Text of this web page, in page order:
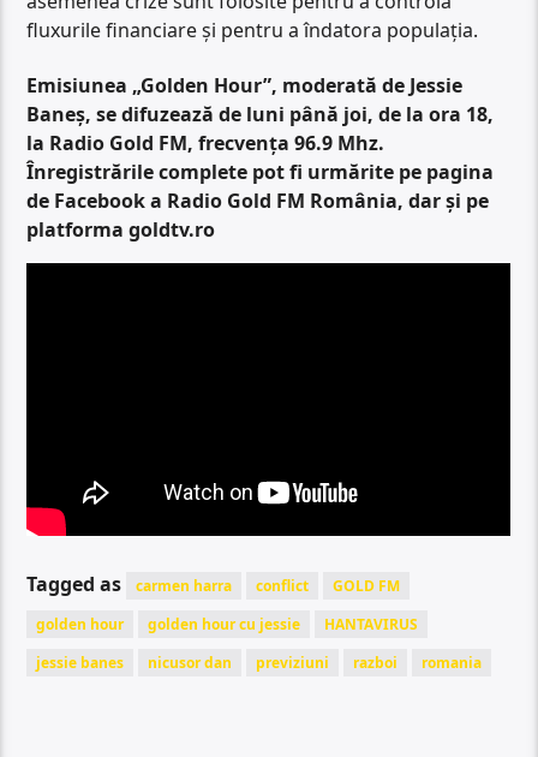
fluxurile financiare și pentru a îndatora populația.
Emisiunea „Golden Hour”, moderată de Jessie
Baneș, se difuzează de luni până joi, de la ora 18,
la Radio Gold FM, frecvența 96.9 Mhz.
Înregistrările complete pot fi urmărite pe pagina
de Facebook a Radio Gold FM România, dar și pe
platforma goldtv.ro
Tagged as carmen harra conflict
GOLD FM
golden hour
golden hour cu jessie
HANTAVIRUS
jessie banes
nicusor dan previziuni razboi romania